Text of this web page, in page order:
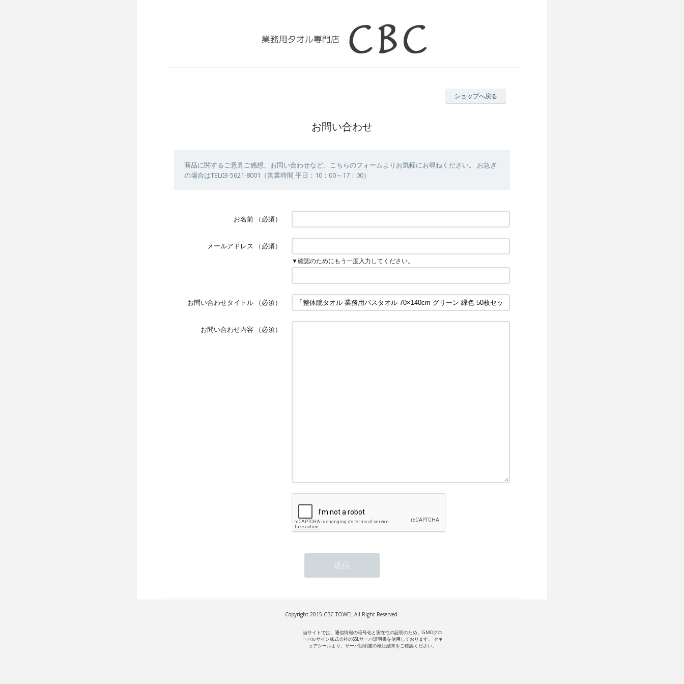
ショップへ戻る
お問い合わせ
商品に関するご意見ご感想、お問い合わせなど、こちらのフォームよりお気軽にお尋ねください。 お急ぎ
の場合はTEL03-5621-8001（営業時間 平日：10：00～17：00）
お名前 （必須）
メールアドレス （必須）
▼確認のためにもう一度入力してください。
お問い合わせタイトル （必須）
お問い合わせ内容 （必須）
Copyright 2015.CBC TOWEL All Right Reserved.
当サイトでは、通信情報の暗号化と実在性の証明のため、GMOグロ
ーバルサイン株式会社のSSLサーバ証明書を使用しております。 セキ
ュアシールより、サーバ証明書の検証結果をご確認ください。